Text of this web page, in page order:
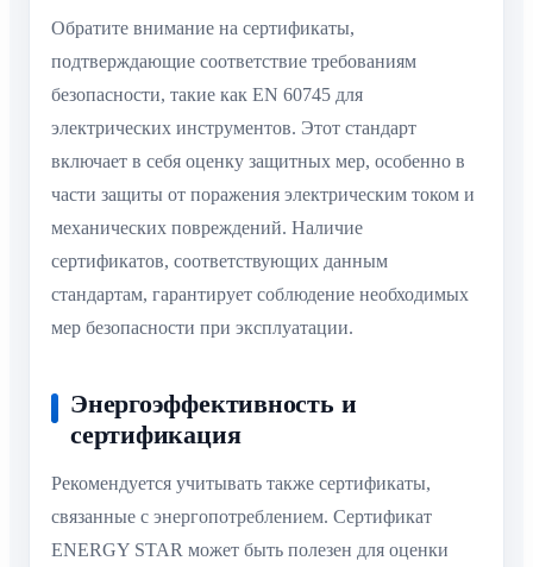
Обратите внимание на сертификаты,
подтверждающие соответствие требованиям
безопасности, такие как EN 60745 для
электрических инструментов. Этот стандарт
включает в себя оценку защитных мер, особенно в
части защиты от поражения электрическим током и
механических повреждений. Наличие
сертификатов, соответствующих данным
стандартам, гарантирует соблюдение необходимых
мер безопасности при эксплуатации.
Энергоэффективность и
сертификация
Рекомендуется учитывать также сертификаты,
связанные с энергопотреблением. Сертификат
ENERGY STAR может быть полезен для оценки